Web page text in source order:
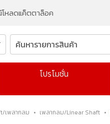
หลดแค็ตตาล็อค
โปรโมชั่น
เพลากลม • เพลากลม/Linear Shaft •